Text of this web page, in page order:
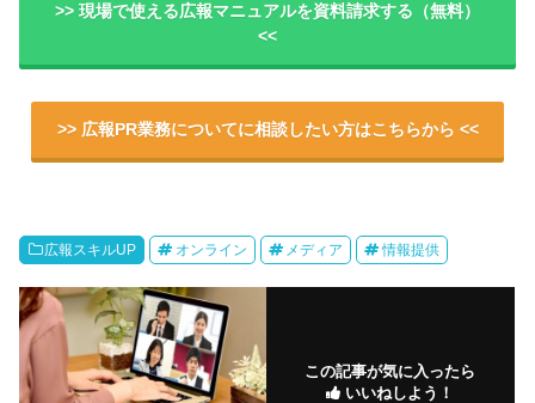
>> 現場で使える広報マニュアルを資料請求する（無料）
<<
>> 広報PR業務についてに相談したい方はこちらから <<
広報スキルUP オンライン メディア 情報提供
この記事が気に入ったら
いいねしよう！